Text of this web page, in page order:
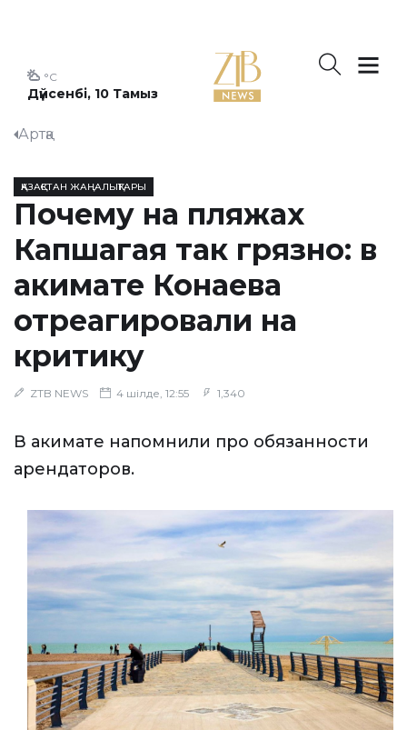
Дүйсенбі, 10 Тамыз
°C
Артқа
ҚАЗАҚСТАН ЖАҢАЛЫҚТАРЫ
Почему на пляжах
Капшагая так грязно: в
акимате Конаева
отреагировали на
критику
ZTB NEWS 4 шілде, 12:55 1,340
В акимате напомнили про обязанности
арендаторов.